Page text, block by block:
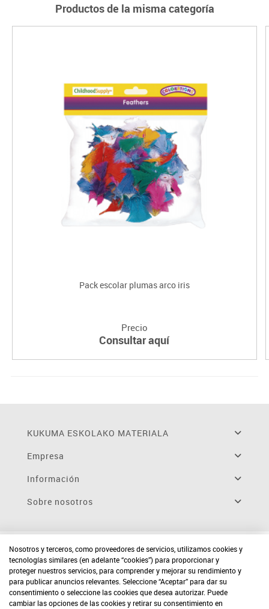
Productos de la misma categoría
Pack escolar plumas arco iris
Precio
Consultar aquí
KUKUMA ESKOLAKO MATERIALA
Empresa
Información
Sobre nosotros
Nosotros y terceros, como proveedores de servicios, utilizamos cookies y
tecnologías similares (en adelante “cookies”) para proporcionar y
proteger nuestros servicios, para comprender y mejorar su rendimiento y
para publicar anuncios relevantes. Seleccione “Aceptar” para dar su
consentimiento o seleccione las cookies que desea autorizar. Puede
cambiar las opciones de las cookies y retirar su consentimiento en